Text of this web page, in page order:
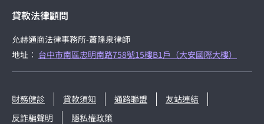
貸款法律顧問
允赫通商法律事務所-蕭隆泉律師
地址： 台中市南區忠明南路758號15樓B1戶（大安國際大樓）
財務健診 貸款須知 通路聯盟
友站連結
反詐騙聲明
隱私權政策